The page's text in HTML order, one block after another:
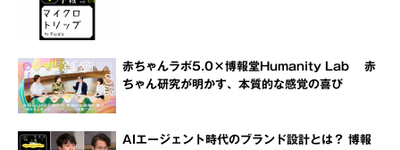
赤ちゃんラボ5.0×博報堂Humanity Lab 赤
ちゃん研究が明かす、本質的な感覚の喜び
AIエージェント時代のブランド設計とは？ 博報